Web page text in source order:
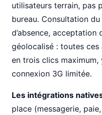
utilisateurs terrain, pas
bureau. Consultation
d’absence, acceptation
géolocalisé : toutes
en trois clics
connexion 3G limitée.
Les intégrations
place (messagerie,